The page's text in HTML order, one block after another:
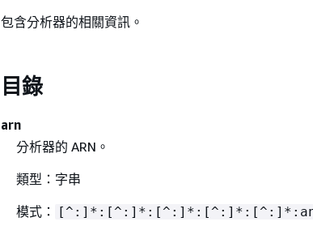
包含分析器的相關資訊。
目錄
arn
分析器的 ARN。
類型：字串
模式：